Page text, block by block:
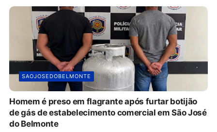
SAOJOSEDOBELMONTE
Homem é preso em flagrante após furtar botijão
de gás de estabelecimento comercial em São José
do Belmonte